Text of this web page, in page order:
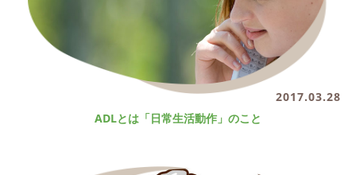
2017.03.28
ADLとは「日常生活動作」のこと